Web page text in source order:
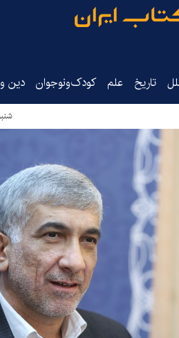
تاریخ‌ علم کودک‌ونوجوان دین
شنبه ۲۳ دی